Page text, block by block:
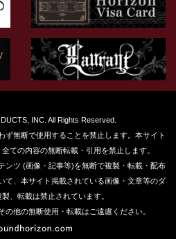
INC. All Rights Reserved.
ず無断で使用することを禁止します。本サイト
ての内容の無断転載・引用を禁止します。
ンツ (画像・記事等)を無断で複製・転載・配布
て、本サイト掲載されている画像・文章等のダ
、転載は禁止されています。
の他の無断使用・転載はご遠慮ください。